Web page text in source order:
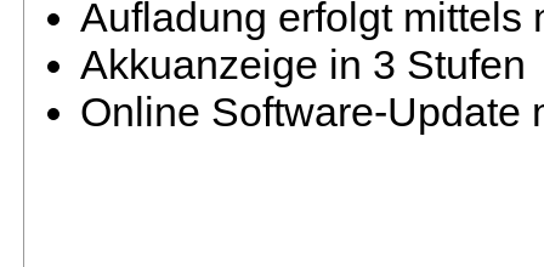
Aufladung erfolgt mittels
Akkuanzeige in 3 Stufen
Online Software-Update